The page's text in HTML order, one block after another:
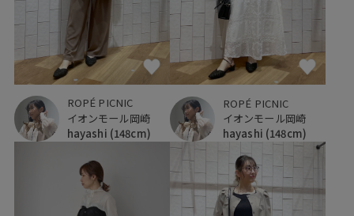
ROPÉ PICNIC
イオンモール岡崎
hayashi (148cm)
ROPÉ PICNIC
イオンモール岡崎
hayashi (148cm)